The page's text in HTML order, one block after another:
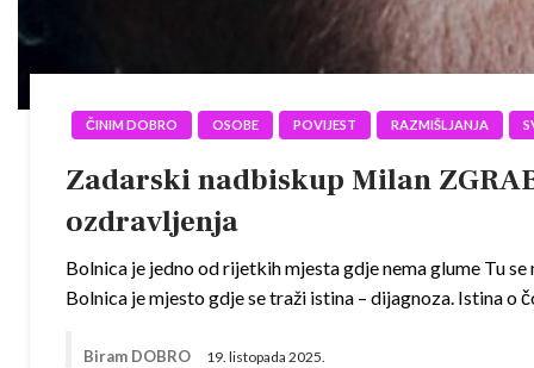
ČINIM DOBRO OSOBE POVIJEST RAZMIŠLJANJA
Zadarski nadbiskup Milan
ozdravljenja
Bolnica je jedno od rijetkih mjesta gdje nema glume Tu
Bolnica je mjesto gdje se traži istina – dijagnoza. Istina
Biram DOBRO 19. listopada 2025.